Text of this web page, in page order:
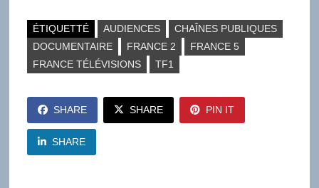
ÉTIQUETTÉ AUDIENCES
CHAÎNES PUBLIQUES
DOCUMENTAIRE
FRANCE 2
FRANCE 5
FRANCE TÉLÉVISIONS
TF1
SHARE SHARE PIN IT
SHARE